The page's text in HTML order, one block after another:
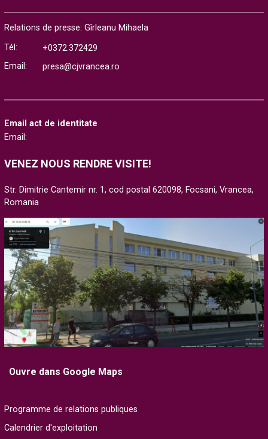
Relations de presse: Gîrleanu Mihaela
Tél:
+0372.372429
Email:
presa@cjvrancea.ro
Email act de identitate
Email:
VENEZ NOUS RENDRE VISITE!
Str. Dimitrie Cantemir nr. 1, cod postal 620098, Focsani, Vrancea,
Romania
Ouvre dans Google Maps
Programme de relations publiques
Calendrier d'exploitation